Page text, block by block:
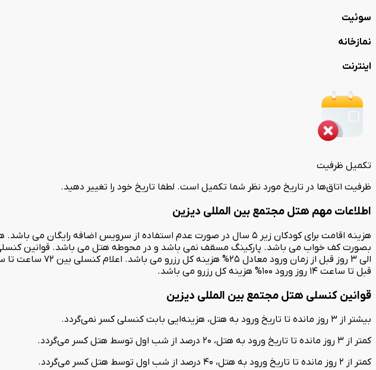
سوئیت
نمازخانه
اینترنت
تکمیل ظرفیت
ظرفیت اتاق‌ها در تاریخ مورد نظر شما تکمیل است. لطفا تاریخ خود را تغییر دهید.
اطلاعات مهم هتل مجتمع بین المللی دیزین
قبل تا ساعت 14 روز ورود 100% هزینه کل رزرو می باشد.
قوانین کنسلی هتل مجتمع بین المللی دیزین
بیشتر از 3 روز مانده تا تاریخ ورود به هتل، هزینه‌ایی بابت کنسلی کسر نمی‌گردد.
کمتر از 3 روز مانده تا تاریخ ورود به هتل، 20 درصد از شب اول توسط هتل کسر می‌گردد.
کمتر از 2 روز مانده تا تاریخ ورود به هتل، 40 درصد از شب اول توسط هتل کسر می‌گردد.